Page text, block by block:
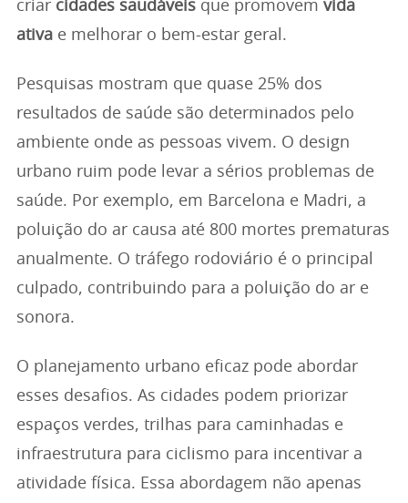
criar cidades saudáveis que promovem vida
ativa e melhorar o bem-estar geral.
Pesquisas mostram que quase 25% dos
resultados de saúde são determinados pelo
ambiente onde as pessoas vivem. O design
urbano ruim pode levar a sérios problemas de
saúde. Por exemplo, em Barcelona e Madri, a
poluição do ar causa até 800 mortes prematuras
anualmente. O tráfego rodoviário é o principal
culpado, contribuindo para a poluição do ar e
sonora.
O planejamento urbano eficaz pode abordar
esses desafios. As cidades podem priorizar
espaços verdes, trilhas para caminhadas e
infraestrutura para ciclismo para incentivar a
atividade física. Essa abordagem não apenas